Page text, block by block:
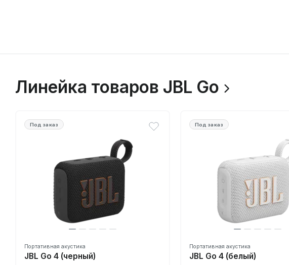
Линейка товаров JBL Go
Под заказ
Портативная акустика
JBL Go 4 (черный)
Под заказ
Портативная акустика
JBL Go 4 (белый)